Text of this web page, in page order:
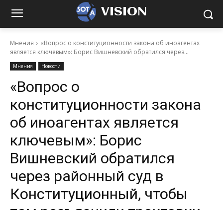
VISION
Мнения
«Вопрос о конституционности закона об иноагентах
является ключевым»: Борис Вишневский обратился через...
Мнения Новости
«Вопрос о
конституционности закона
об иноагентах является
ключевым»: Борис
Вишневский обратился
через районный суд в
Конституционный, чтобы